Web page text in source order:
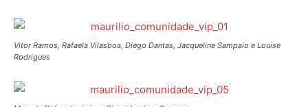
Vitor Ramos, Rafaela Vilasboa, Diego Dantas, Jacqueline Sampaio e Louise
Rodrigues